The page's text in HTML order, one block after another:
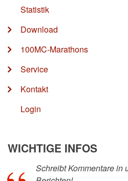
Statistik
Download
100MC-Marathons
Service
Kontakt
Login
WICHTIGE INFOS
Schreibt Kommentare in